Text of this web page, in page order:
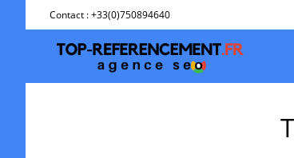
Contact : +33(0)750894640